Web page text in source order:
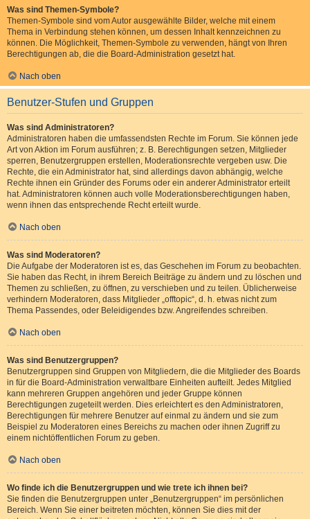
Was sind Themen-Symbole?
Themen-Symbole sind vom Autor ausgewählte Bilder, welche mit einem
Thema in Verbindung stehen können, um dessen Inhalt kennzeichnen zu
können. Die Möglichkeit, Themen-Symbole zu verwenden, hängt von Ihren
Berechtigungen ab, die die Board-Administration gesetzt hat.
Nach oben
Benutzer-Stufen und Gruppen
Was sind Administratoren?
Administratoren haben die umfassendsten Rechte im Forum. Sie können jede
Art von Aktion im Forum ausführen; z. B. Berechtigungen setzen, Mitglieder
sperren, Benutzergruppen erstellen, Moderationsrechte vergeben usw. Die
Rechte, die ein Administrator hat, sind allerdings davon abhängig, welche
Rechte ihnen ein Gründer des Forums oder ein anderer Administrator erteilt
hat. Administratoren können auch volle Moderationsberechtigungen haben,
wenn ihnen das entsprechende Recht erteilt wurde.
Nach oben
Was sind Moderatoren?
Die Aufgabe der Moderatoren ist es, das Geschehen im Forum zu beobachten.
Sie haben das Recht, in ihrem Bereich Beiträge zu ändern und zu löschen und
Themen zu schließen, zu öffnen, zu verschieben und zu teilen. Üblicherweise
verhindern Moderatoren, dass Mitglieder „offtopic“, d. h. etwas nicht zum
Thema Passendes, oder Beleidigendes bzw. Angreifendes schreiben.
Nach oben
Was sind Benutzergruppen?
Benutzergruppen sind Gruppen von Mitgliedern, die die Mitglieder des Boards
in für die Board-Administration verwaltbare Einheiten aufteilt. Jedes Mitglied
kann mehreren Gruppen angehören und jeder Gruppe können
Berechtigungen zugeteilt werden. Dies erleichtert es den Administratoren,
Berechtigungen für mehrere Benutzer auf einmal zu ändern und sie zum
Beispiel zu Moderatoren eines Bereichs zu machen oder ihnen Zugriff zu
einem nichtöffentlichen Forum zu geben.
Nach oben
Wo finde ich die Benutzergruppen und wie trete ich ihnen bei?
Sie finden die Benutzergruppen unter „Benutzergruppen“ im persönlichen
Bereich. Wenn Sie einer beitreten möchten, können Sie dies mit der